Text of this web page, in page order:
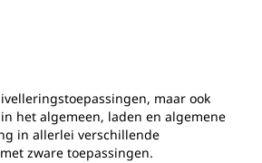
maar ook
het algemeen, laden en algemene
in allerlei verschillende
zware toepassingen.